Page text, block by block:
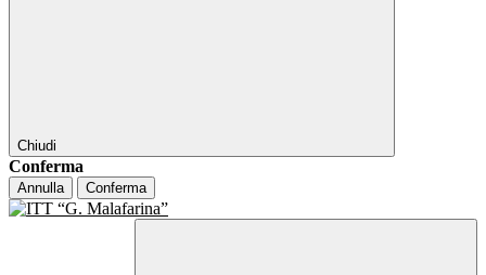
Chiudi
Conferma
Annulla Conferma